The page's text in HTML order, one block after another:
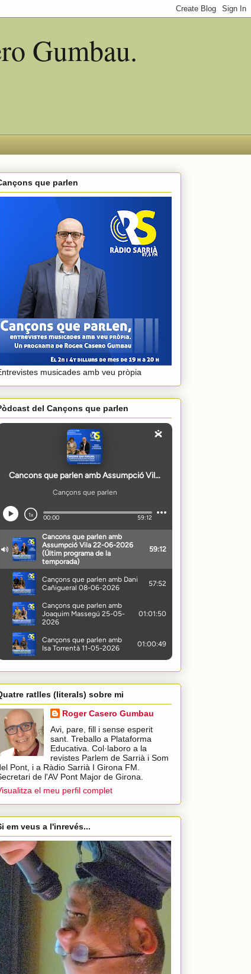
Gumbau.
que parlen
musicades amb veu pròpia
del Cançons que parlen
ratlles (literals) sobre mi
Roger Casero Gumbau
Avi, pare, fill i sense esperit
sant. Treballo a Plataforma
Educativa. Col·laboro a la
revistes Parlem de Sarrià i Som
Pont, i a Ràdio Sarrià I Girona FM.
de l'AV Pont Major de Girona.
el meu perfil complet
em veus a l'inrevés...